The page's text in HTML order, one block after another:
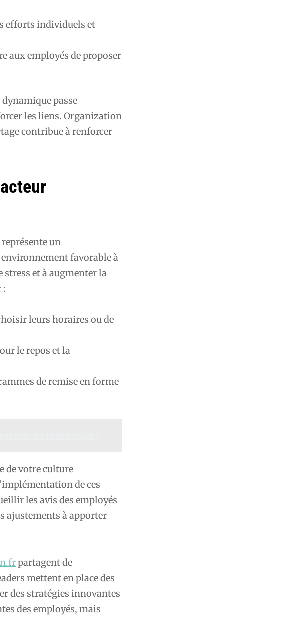
efforts individuels et
aux employés de proposer
dynamique passe
les liens. Organization
contribue à renforcer
représente un
favorable à
stress et à augmenter la
:
leurs horaires ou de
le repos et la
de remise en forme
de votre culture
de ces
les avis des employés
ajustements à apporter
partagent de
mettent en place des
des stratégies innovantes
des employés, mais